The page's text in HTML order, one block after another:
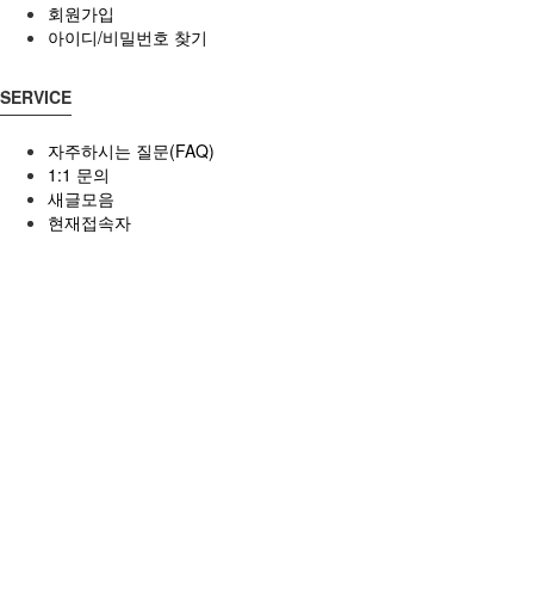
회원가입
아이디/비밀번호 찾기
SERVICE
자주하시는 질문(FAQ)
1:1 문의
새글모음
현재접속자